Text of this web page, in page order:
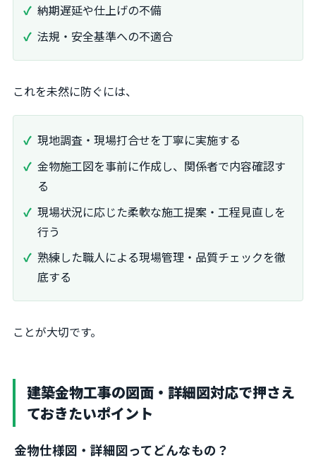
納期遅延や仕上げの不備
法規・安全基準への不適合
これを未然に防ぐには、
現地調査・現場打合せを丁寧に実施する
金物施工図を事前に作成し、関係者で内容確認す
る
現場状況に応じた柔軟な施工提案・工程見直しを
行う
熟練した職人による現場管理・品質チェックを徹
底する
ことが大切です。
建築金物工事の図面・詳細図対応で押さえ
ておきたいポイント
金物仕様図・詳細図ってどんなもの？